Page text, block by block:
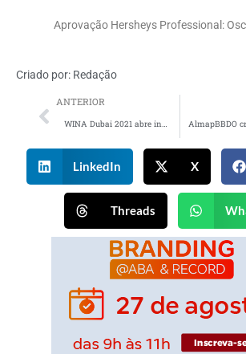
Aprovação Hersheys Professional:
Criado por: Redação
ANTERIOR
WINA Dubai 2021 abre inscrições gratuitas para o festival
LinkedIn X
Threads